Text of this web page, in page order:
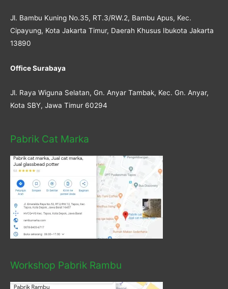
Jl. Bambu Kuning No.35, RT.3/RW.2, Bambu Apus, Kec.
Cipayung, Kota Jakarta Timur, Daerah Khusus Ibukota Jakarta
13890
Office Surabaya
Jl. Raya Wiguna Selatan, Gn. Anyar Tambak, Kec. Gn. Anyar,
Kota SBY, Jawa Timur 60294
Pabrik Cat Marka
Workshop Pabrik Rambu